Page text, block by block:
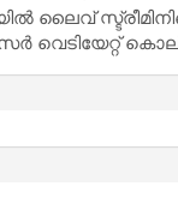
ലൈവ്